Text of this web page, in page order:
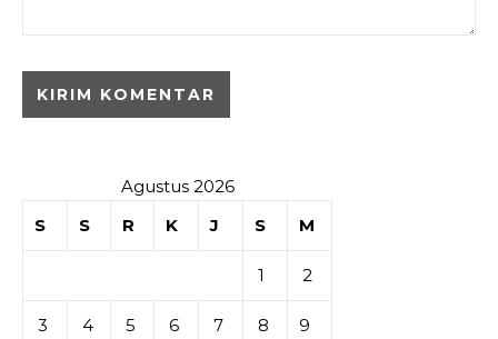
Agustus 2026
S
S R K J S M
1 2
3 4 5 6 7 8 9